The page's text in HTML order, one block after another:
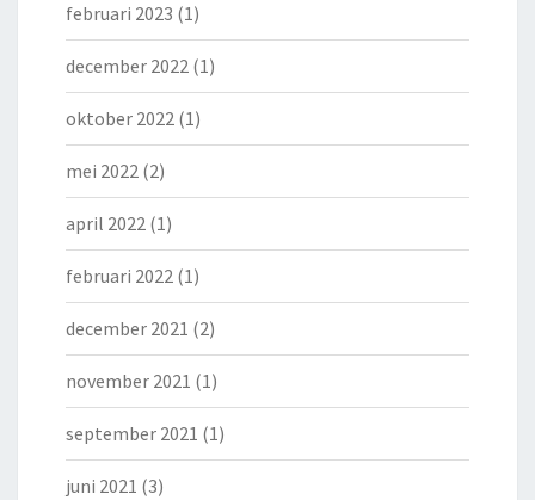
februari 2023 (1)
december 2022 (1)
oktober 2022 (1)
mei 2022 (2)
april 2022 (1)
februari 2022 (1)
december 2021 (2)
november 2021 (1)
september 2021 (1)
juni 2021 (3)